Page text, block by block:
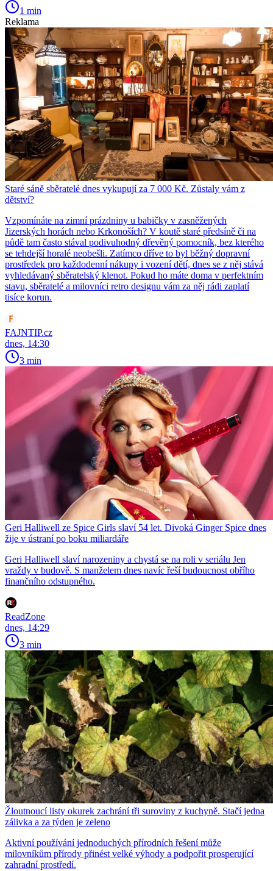
1 min
Reklama
Staré sáně sběratelé dnes vykupují za 7 000 Kč. Zůstaly vám z
dětství?
Vzpomínáte na zimní prázdniny u babičky v zasněžených
Jizerských horách nebo Krkonoších? V koutě staré předsíně či na
půdě tam často stával podivuhodný dřevěný pomocník, bez kterého
se tehdejší horalé neobešli. Zatímco dříve to byl běžný dopravní
prostředek pro každodenní nákupy i vození dětí, dnes se z něj stává
vyhledávaný sběratelský klenot. Pokud ho máte doma v perfektním
stavu, sběratelé a milovníci retro designu vám za něj rádi zaplatí
tisíce korun.
FAJNTIP.cz
dnes, 14:30
3 min
Geri Halliwell ze Spice Girls slaví 54 let. Divoká Ginger Spice dnes
žije v ústraní po boku miliardáře
Geri Halliwell slaví narozeniny a chystá se na roli v seriálu Jen
vraždy v budově. S manželem dnes navíc řeší budoucnost obřího
finančního odstupného.
ReadZone
dnes, 14:29
3 min
Žloutnoucí listy okurek zachrání tři suroviny z kuchyně. Stačí jedna
zálivka a za týden je zeleno
Aktivní používání jednoduchých přírodních řešení může
milovníkům přírody přinést velké výhody a podpořit prosperující
zahradní prostředí.